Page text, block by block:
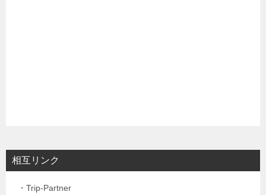
相互リンク
・Trip-Partner